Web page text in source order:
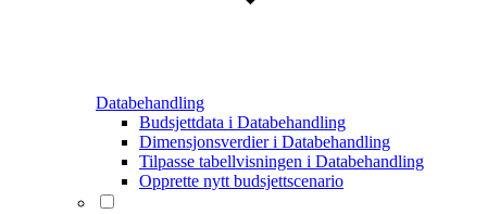
Databehandling
Budsjettdata i Databehandling
Dimensjonsverdier i Databehandling
Tilpasse tabellvisningen i Databehandling
Opprette nytt budsjettscenario